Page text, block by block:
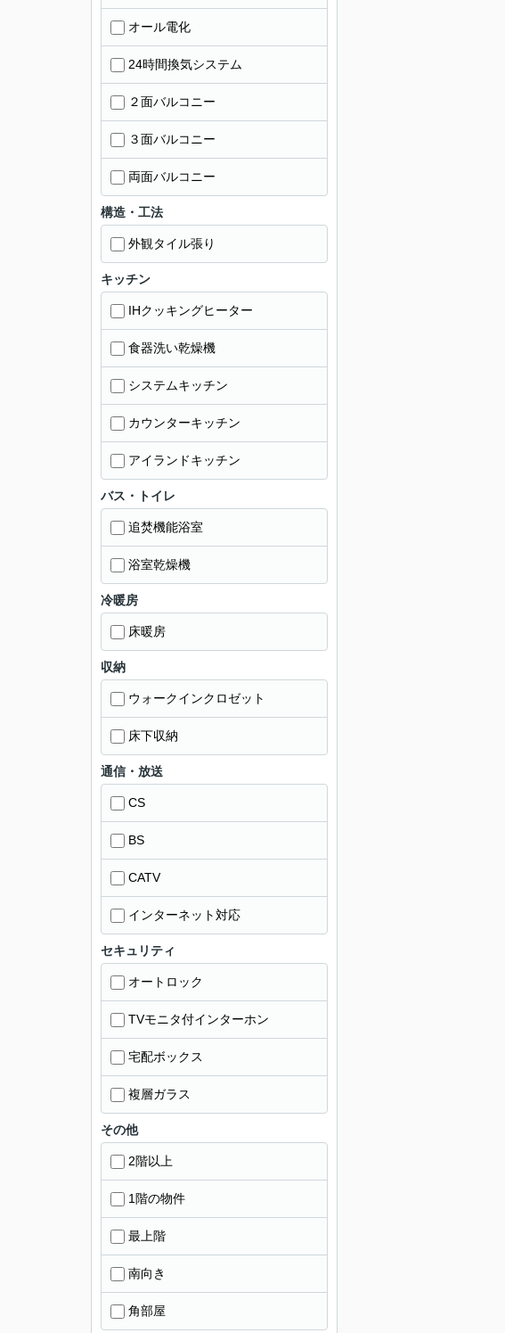
オール電化
24時間換気システム
２面バルコニー
３面バルコニー
両面バルコニー
構造・工法
外観タイル張り
キッチン
IHクッキングヒーター
食器洗い乾燥機
システムキッチン
カウンターキッチン
アイランドキッチン
バス・トイレ
追焚機能浴室
浴室乾燥機
冷暖房
床暖房
収納
ウォークインクロゼット
床下収納
通信・放送
CS
BS
CATV
インターネット対応
セキュリティ
オートロック
TVモニタ付インターホン
宅配ボックス
複層ガラス
その他
2階以上
1階の物件
最上階
南向き
角部屋